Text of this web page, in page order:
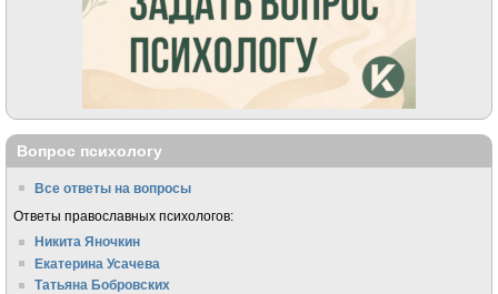
Вопрос психологу
Все ответы на вопросы
Ответы православных психологов:
Никита Яночкин
Екатерина Усачева
Татьяна Бобровских